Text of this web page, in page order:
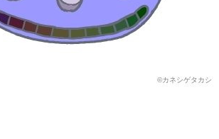
©カネシゲタカシ